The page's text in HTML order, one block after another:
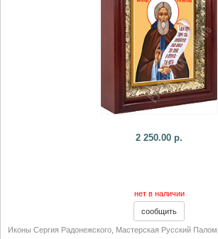
2 250.00 р.
нет в наличии
Иконы Сергия Радонежского Мастерская Русский